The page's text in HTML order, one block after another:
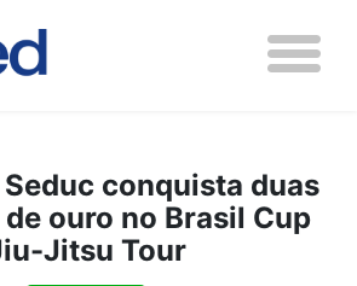
conquista duas
ouro no Brasil Cup
Jitsu Tour